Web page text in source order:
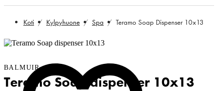
Koti Kylpyhuone Spa Teramo Soap Dispenser 10x13
BALMUIR
Teramo Soap dispenser 10x13